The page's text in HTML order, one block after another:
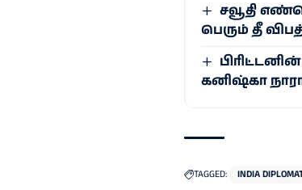
சவூதி
பெரும் தீ
கனிஷ்கா
TAGGED: INDIA